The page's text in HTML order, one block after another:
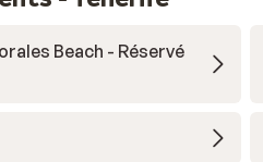
Beach - Réservé